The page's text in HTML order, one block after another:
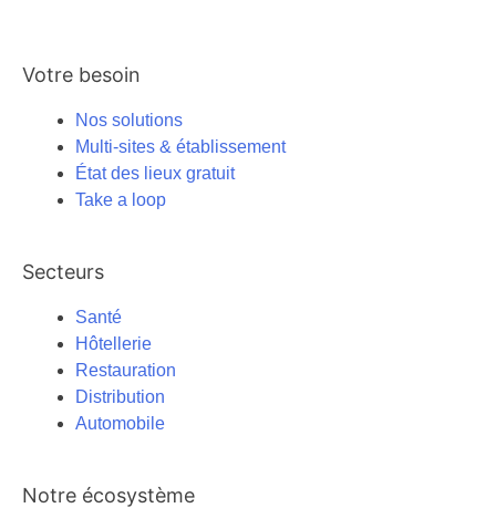
Votre besoin
Nos solutions
Multi-sites & établissement
État des lieux gratuit
Take a loop
Secteurs
Santé
Hôtellerie
Restauration
Distribution
Automobile
Notre écosystème